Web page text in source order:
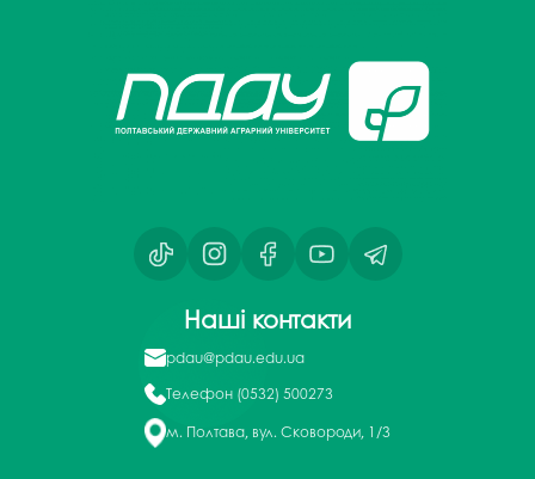
Наші контакти
pdau@pdau.edu.ua
Телефон (0532) 500273
м. Полтава, вул. Сковороди, 1/3